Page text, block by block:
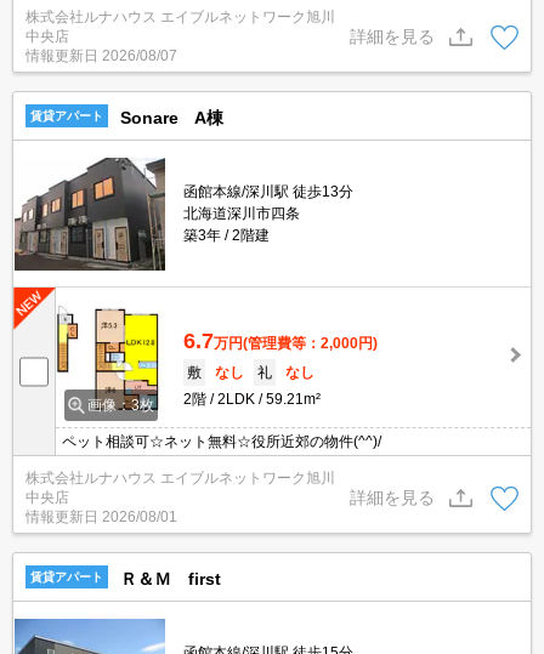
株式会社ルナハウス エイブルネットワーク旭川
中央店
情報更新日 2026/08/07
詳細を見る
賃貸アパート Sonare A棟
函館本線/深川駅 徒歩13分
北海道深川市四条
築3年
2階建
画像：3枚
6.7万円(管理費等：2,000円)
敷
なし 礼
なし
2階
2LDK 59.21m²
ペット相談可☆ネット無料☆役所近郊の物件(^^)/
株式会社ルナハウス エイブルネットワーク旭川
中央店
情報更新日 2026/08/01
詳細を見る
賃貸アパート Ｒ＆Ｍ first